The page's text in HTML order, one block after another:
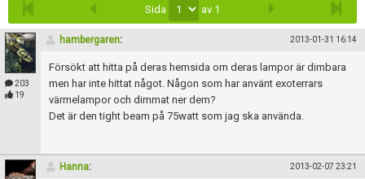
Sida av 1
203
19
hambergaren: 2013-01-31 16:14
Försökt att hitta på deras hemsida om deras lampor är dimbara
men har inte hittat något. Någon som har använt exoterrars
värmelampor och dimmat ner dem?
Det är den tight beam på 75watt som jag ska använda.
Hanna: 2013-02-07 23:21
Användarnamn:
Lösenord:
Terms of Service